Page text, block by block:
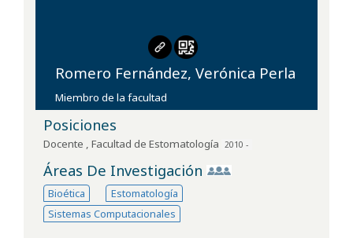
Romero Fernández, Verónica Perla
Miembro de la facultad
Posiciones
Docente , Facultad de Estomatología 2010 -
Áreas De Investigación
Bioética
Estomatología
Sistemas Computacionales